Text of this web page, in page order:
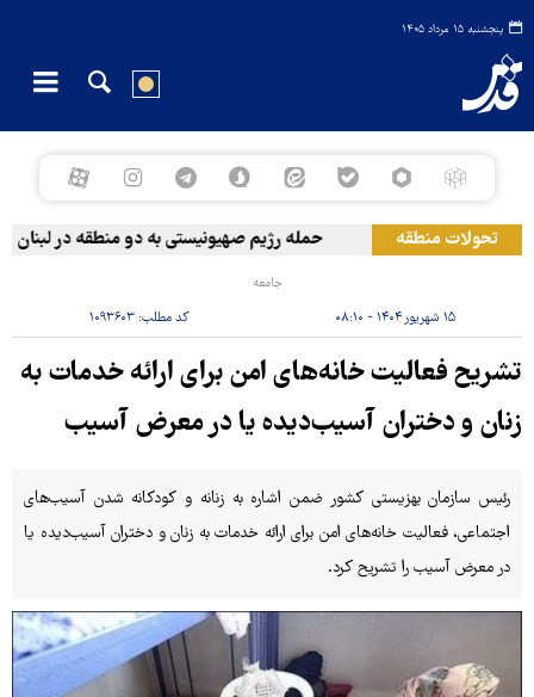
پنجشنبه ۱۵ مرداد ۱۴۰۵
تحولات منطقه حمله رژیم صهیونیستی به دو منطقه در لبنان
جامعه
۱۵ شهریور ۱۴۰۴ - ۰۸:۱۰ کد مطلب: ۱۰۹۳۶۰۳
تشریح فعالیت خانه‌های امن برای ارائه خدمات به
زنان و دختران آسیب‌دیده یا در معرض آسیب
رئیس سازمان بهزیستی کشور ضمن اشاره به زنانه و کودکانه شدن آسیب‌های
اجتماعی، فعالیت خانه‌های امن برای ارائه خدمات به زنان و دختران آسیب‌دیده یا
در معرض آسیب را تشریح کرد.